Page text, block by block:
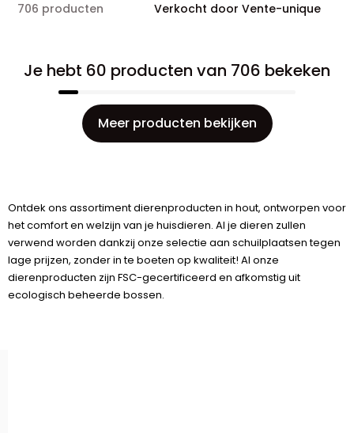
706 producten Verkocht door Vente-unique
Je hebt 60 producten van 706 bekeken
Meer producten bekijken
Ontdek ons assortiment dierenproducten in hout, ontworpen voor
het comfort en welzijn van je huisdieren. Al je dieren zullen
verwend worden dankzij onze selectie aan schuilplaatsen tegen
lage prijzen, zonder in te boeten op kwaliteit! Al onze
dierenproducten zijn FSC-gecertificeerd en afkomstig uit
ecologisch beheerde bossen.